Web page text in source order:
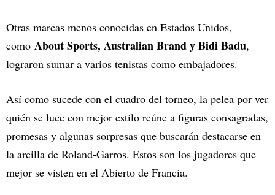
Otras marcas menos conocidas en Estados Unidos,
como About Sports, Australian Brand y Bidi Badu,
lograron sumar a varios tenistas como embajadores.
Así como sucede con el cuadro del torneo, la pelea por ver
quién se luce con mejor estilo reúne a figuras consagradas,
promesas y algunas sorpresas que buscarán destacarse en
la arcilla de Roland-Garros. Estos son los jugadores que
mejor se visten en el Abierto de Francia.